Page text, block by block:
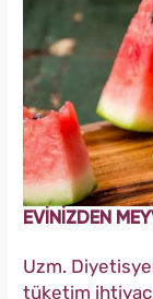
EVİNİZDEN
Uzm.
tüketim